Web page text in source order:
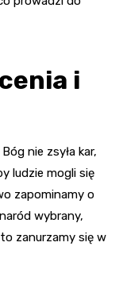
i
nie zsyła kar,
ludzie mogli się
zapominamy o
wybrany,
zanurzamy się w